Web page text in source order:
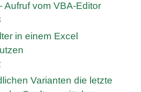
Aufruf vom VBA-Editor
in einem Excel
Varianten die letzte